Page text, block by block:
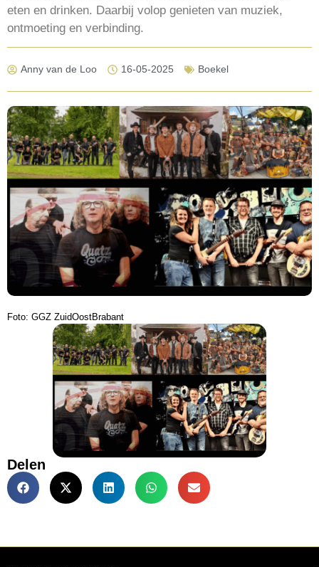
eten en drinken. Daarbij volop genieten van muziek,
ontmoeting en verbinding.
Anny van de Loo 16-05-2025 Boekel
Foto: GGZ ZuidOostBrabant
Delen